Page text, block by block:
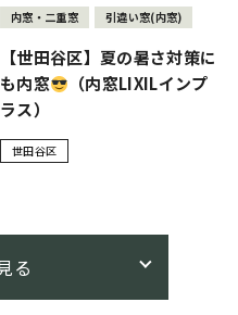
内窓・二重窓 引違い窓(内窓)
【世田谷区】夏の暑さ対策に
も内窓
（内窓LIXILインプ
ラス）
世田谷区